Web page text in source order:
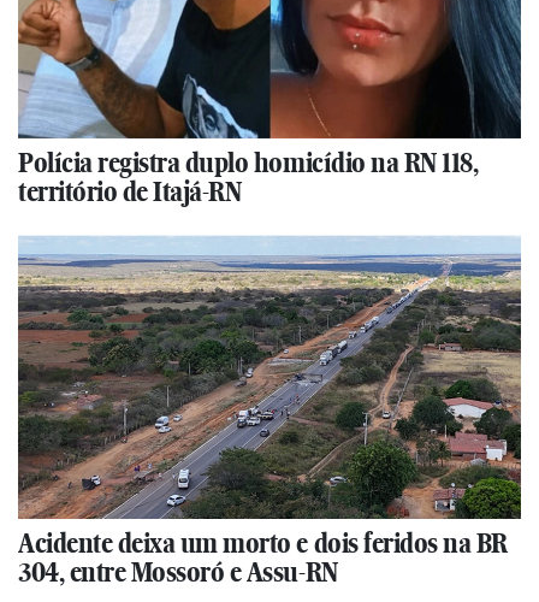
Polícia registra duplo homicídio na RN 118,
território de Itajá-RN
Acidente deixa um morto e dois feridos na BR
304, entre Mossoró e Assu-RN